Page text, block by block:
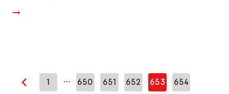
Edellinen sivu
1 … 650 651 652 653 654